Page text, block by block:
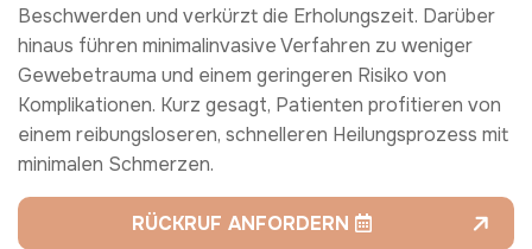
Beschwerden und verkürzt die Erholungszeit. Darüber
hinaus führen minimalinvasive Verfahren zu weniger
Gewebetrauma und einem geringeren Risiko von
Komplikationen. Kurz gesagt, Patienten profitieren von
einem reibungsloseren, schnelleren Heilungsprozess mit
minimalen Schmerzen.
RÜCKRUF ANFORDERN